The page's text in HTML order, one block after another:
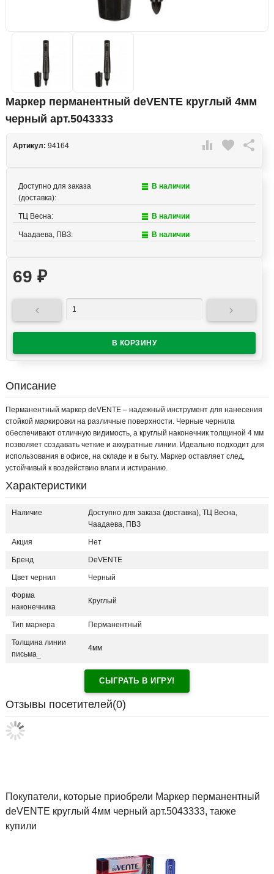
Маркер перманентный deVENTE круглый 4мм
черный арт.5043333
 favorite 
Артикул: 94164
Доступно для заказа
(доставка):
В наличии
ТЦ Весна: В наличии
Чаадаева, ПВЗ: В наличии
69 ₽
 
Описание
Перманентный маркер deVENTE – надежный инструмент для нанесения
стойкой маркировки на различные поверхности. Черные чернила
обеспечивают отличную видимость, а круглый наконечник толщиной 4 мм
позволяет создавать четкие и аккуратные линии. Идеально подходит для
использования в офисе, на складе и в быту. Маркер оставляет след,
устойчивый к воздействию влаги и истиранию.
Характеристики
Наличие
Доступно для заказа (доставка), ТЦ Весна,
Чаадаева, ПВЗ
Акция Нет
Бренд DeVENTE
Цвет чернил Черный
Форма
наконечника
Круглый
Тип маркера Перманентный
Толщина линии
письма_
4мм
СЫГРАТЬ В ИГРУ!
Отзывы посетителей(0)
Покупатели, которые приобрели Маркер перманентный
deVENTE круглый 4мм черный арт.5043333, также
купили